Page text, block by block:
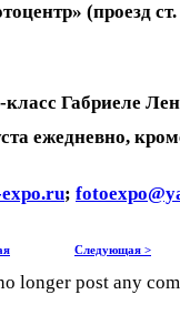
(проезд
Габриеле
ежедневно,
;
Следующая >
longer post any